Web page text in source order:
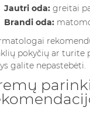
Jautri oda:greitai
Brandi oda:
pokyčių ar turite
galite nepastebėti.